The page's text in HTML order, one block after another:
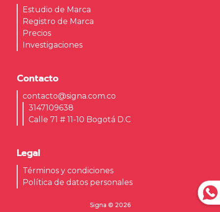
Estudio de Marca
Registro de Marca
Precios
Investigaciones
Contacto
contacto@signa.com.co
3147109638
Calle 71 # 11-10 Bogotá D.C
Legal
Términos y condiciones
Política de datos personales
Signa © 2026